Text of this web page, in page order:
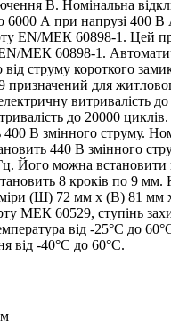
В. Номінальна
6000 А при напрузі 400
EN/МЕК 60898-1. Цей
EN/МЕК 60898-1.
струму короткого
призначений для
витривалість
до 20000
В змінного струму.
440 В змінного
Його можна
8 кроків по 9 мм.
(Ш) 72 мм х (В) 81 мм
МЕК 60529, ступінь
від -25°C до
від -40°C до 60°C.